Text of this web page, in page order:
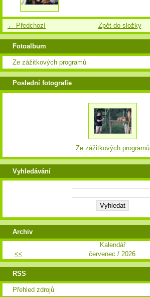
← Předchozí Zpět do složky
Fotoalbum
Ze zážitkových programů
Poslední fotografie
Ze zážitkových programů
Vyhledávání
Archiv
Kalendář
<<
červenec / 2026
RSS
Přehled zdrojů